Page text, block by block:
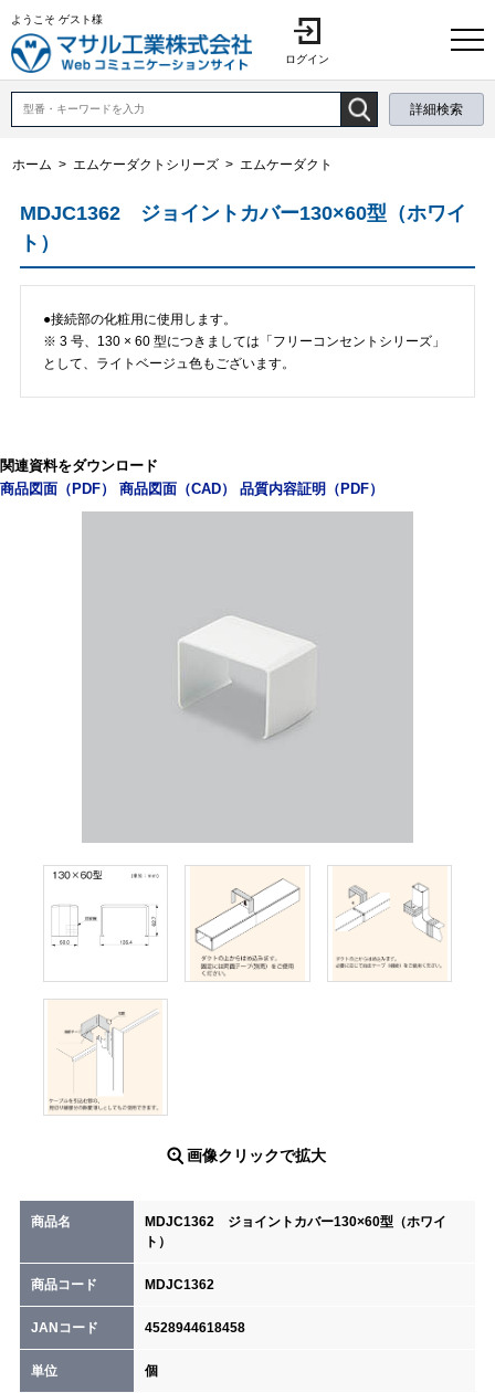
ようこそ ゲスト様
ログイン
詳細検索
ホーム > エムケーダクトシリーズ > エムケーダクト
MDJC1362 ジョイントカバー130×60型（ホワイ
ト）
●接続部の化粧用に使用します。
※ 3 号、130 × 60 型につきましては「フリーコンセントシリーズ」
として、ライトベージュ色もございます。
関連資料をダウンロード
商品図面（PDF）
商品図面（CAD） 品質内容証明（PDF）
画像クリックで拡大
商品名
MDJC1362 ジョイントカバー130×60型（ホワイ
ト）
商品コード MDJC1362
JANコード 4528944618458
単位 個